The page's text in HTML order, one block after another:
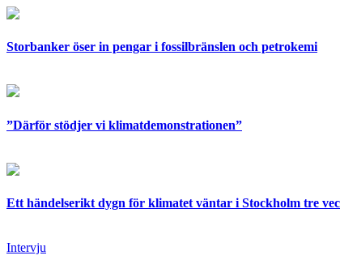
Storbanker öser in pengar i fossilbränslen och petrokemi
”Därför stödjer vi klimatdemonstrationen”
Ett händelserikt dygn för klimatet väntar i Stockholm tre
Intervju